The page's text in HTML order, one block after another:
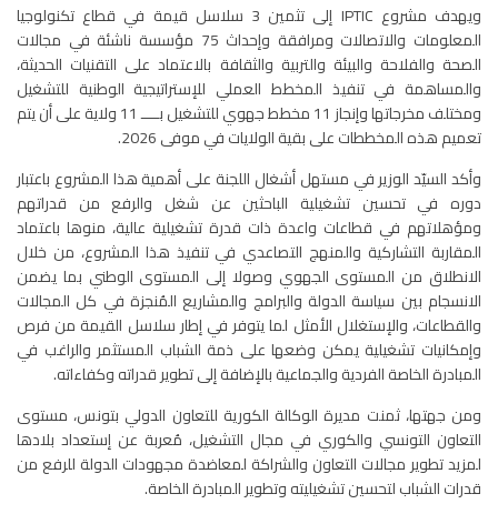
ويهدف مشروع IPTIC إلى تثمين 3 سلاسل قيمة في قطاع تكنولوجيا
المعلومات والاتصالات ومرافقة وإحداث 75 مؤسسة ناشئة في مجالات
الصحة والفلاحة والبيئة والتربية والثقافة بالاعتماد على التقنيات الحديثة،
والمساهمة في تنفيذ المخطط العملي للإستراتيجية الوطنية للتشغيل
ومختلف مخرجاتها وإنجاز 11 مخطط جهوي للتشغيل بــــ 11 ولاية على أن يتم
تعميم هذه المخططات على بقية الولايات في موفى 2026.
وأكد السيّد الوزير في مستهل أشغال اللجنة على أهمية هذا المشروع باعتبار
دوره في تحسين تشغيلية الباحثين عن شغل والرفع من قدراتهم
ومؤهلاتهم في قطاعات واعدة ذات قدرة تشغيلية عالية، منوها باعتماد
المقاربة التشاركية والمنهج التصاعدي في تنفيذ هذا المشروع، من خلال
الانطلاق من المستوى الجهوي وصولا إلى المستوى الوطني بما يضمن
الانسجام بين سياسة الدولة والبرامج والمشاريع المُنجزة في كل المجالات
والقطاعات، والإستغلال الأمثل لما يتوفر في إطار سلاسل القيمة من فرص
وإمكانيات تشغيلية يمكن وضعها على ذمة الشباب المستثمر والراغب في
المبادرة الخاصة الفردية والجماعية بالإضافة إلى تطوير قدراته وكفاءاته.
ومن جهتها، ثمنت مديرة الوكالة الكورية للتعاون الدولي بتونس، مستوى
التعاون التونسي والكوري في مجال التشغيل، مُعربة عن إستعداد بلادها
لمزيد تطوير مجالات التعاون والشراكة لمعاضدة مجهودات الدولة للرفع من
قدرات الشباب لتحسين تشغيليته وتطوير المبادرة الخاصة.